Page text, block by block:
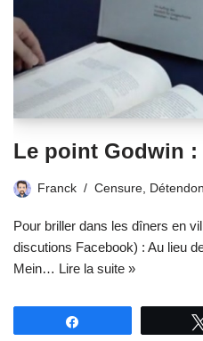
Le point Godwin :
Franck Censure
Pour briller dans les dîners en
discutions Facebook) : Au lieu
Mein… Lire la suite »